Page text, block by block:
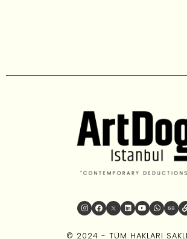
© 2024 - TÜM HAKLARI